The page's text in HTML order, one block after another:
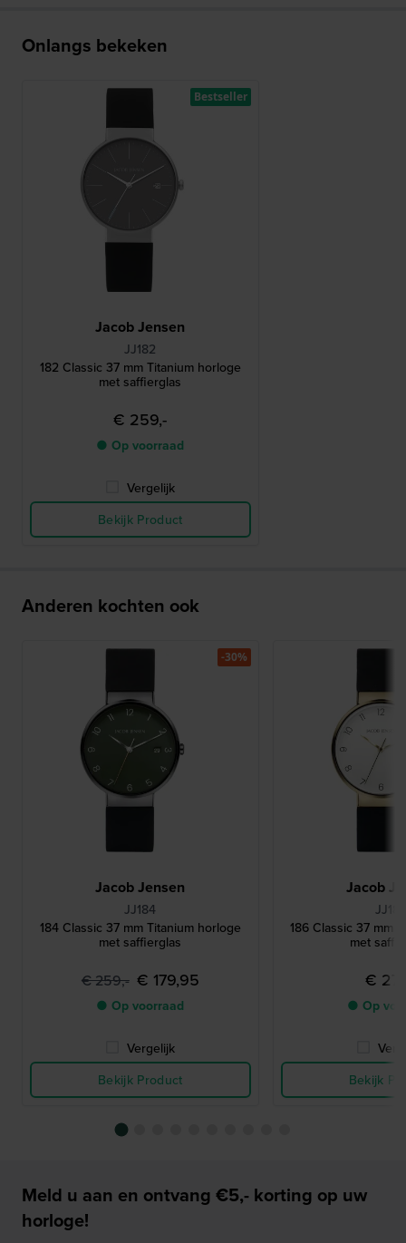
Onlangs bekeken
Jacob Jensen
JJ182
182 Classic 37 mm Titanium horloge
met saffierglas
€ 259,-
● Op voorraad
Vergelijk
Bekijk Product
Bestseller
Anderen kochten ook
Jacob Jensen
JJ184
184 Classic 37 mm Titanium horloge
met saffierglas
€ 259,- € 179,95
● Op voorraad
Vergelijk
Bekijk Product
-30%
Jacob
JJ186
186 Classic 37 mm
met
€
● Op
Bekijk
Meld u aan en ontvang €5,- korting op uw
horloge!